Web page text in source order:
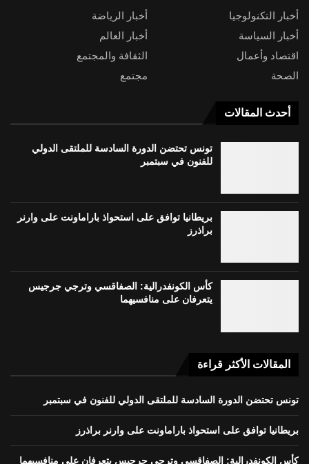
أخبار التكنولوجيا
أخبار الرياضة
أخبار السياسة
أخبار العالم
اقتصاد وأعمال
الثقافة والمجتمع
الصحة
مجتمع
أحدث المقالات
تونس تحتضن الدورة السادسة للملتقى الدولي
للفنون في سبتمبر
بريطانيا توافق على استحواذ باراماونت على وارنر
براذرز
كأس الكونفدرالية: الصفاقسي وترجي جرجيس
يتعرفان على منافسيهما
المقالات الأكثر قراءة
تونس تحتضن الدورة السادسة للملتقى الدولي للفنون في سبتمبر
بريطانيا توافق على استحواذ باراماونت على وارنر براذرز
كأس الكونفدرالية: الصفاقسي وترجي جرجيس يتعرفان على منافسيهما